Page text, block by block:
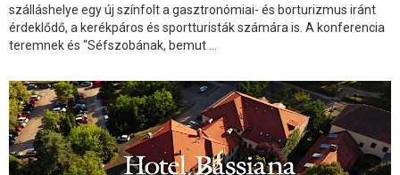
szálláshelye egy új színfolt a gasztronómiai- és borturizmus iránt
érdeklődő, a kerékpáros és sportturisták számára is. A konferencia
teremnek és “Séfszobának, bemut ...